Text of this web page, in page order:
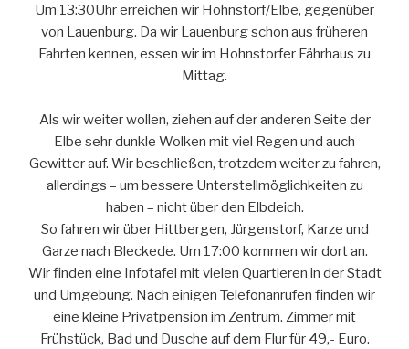
Um 13:30Uhr erreichen wir Hohnstorf/Elbe, gegenüber
von Lauenburg. Da wir Lauenburg schon aus früheren
Fahrten kennen, essen wir im Hohnstorfer Fährhaus zu
Mittag.
Als wir weiter wollen, ziehen auf der anderen Seite der
Elbe sehr dunkle Wolken mit viel Regen und auch
Gewitter auf. Wir beschließen, trotzdem weiter zu fahren,
allerdings – um bessere Unterstellmöglichkeiten zu
haben – nicht über den Elbdeich.
So fahren wir über Hittbergen, Jürgenstorf, Karze und
Garze nach Bleckede. Um 17:00 kommen wir dort an.
Wir finden eine Infotafel mit vielen Quartieren in der Stadt
und Umgebung. Nach einigen Telefonanrufen finden wir
eine kleine Privatpension im Zentrum. Zimmer mit
Frühstück, Bad und Dusche auf dem Flur für 49,- Euro.